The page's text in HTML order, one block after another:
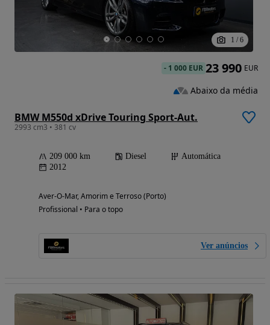
1 / 6
BMW M550d xDrive Touring Sport-Aut.
2993 cm3 • 381 cv
209 000 km Diesel
Automática
2012
Aver-O-Mar, Amorim e Terroso (Porto)
Profissional • Para o topo
Ver anúncios
- 1 000 EUR 23 990 EUR
Abaixo da média